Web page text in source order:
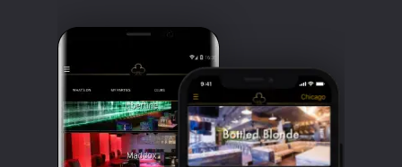
Clubbable
sociala